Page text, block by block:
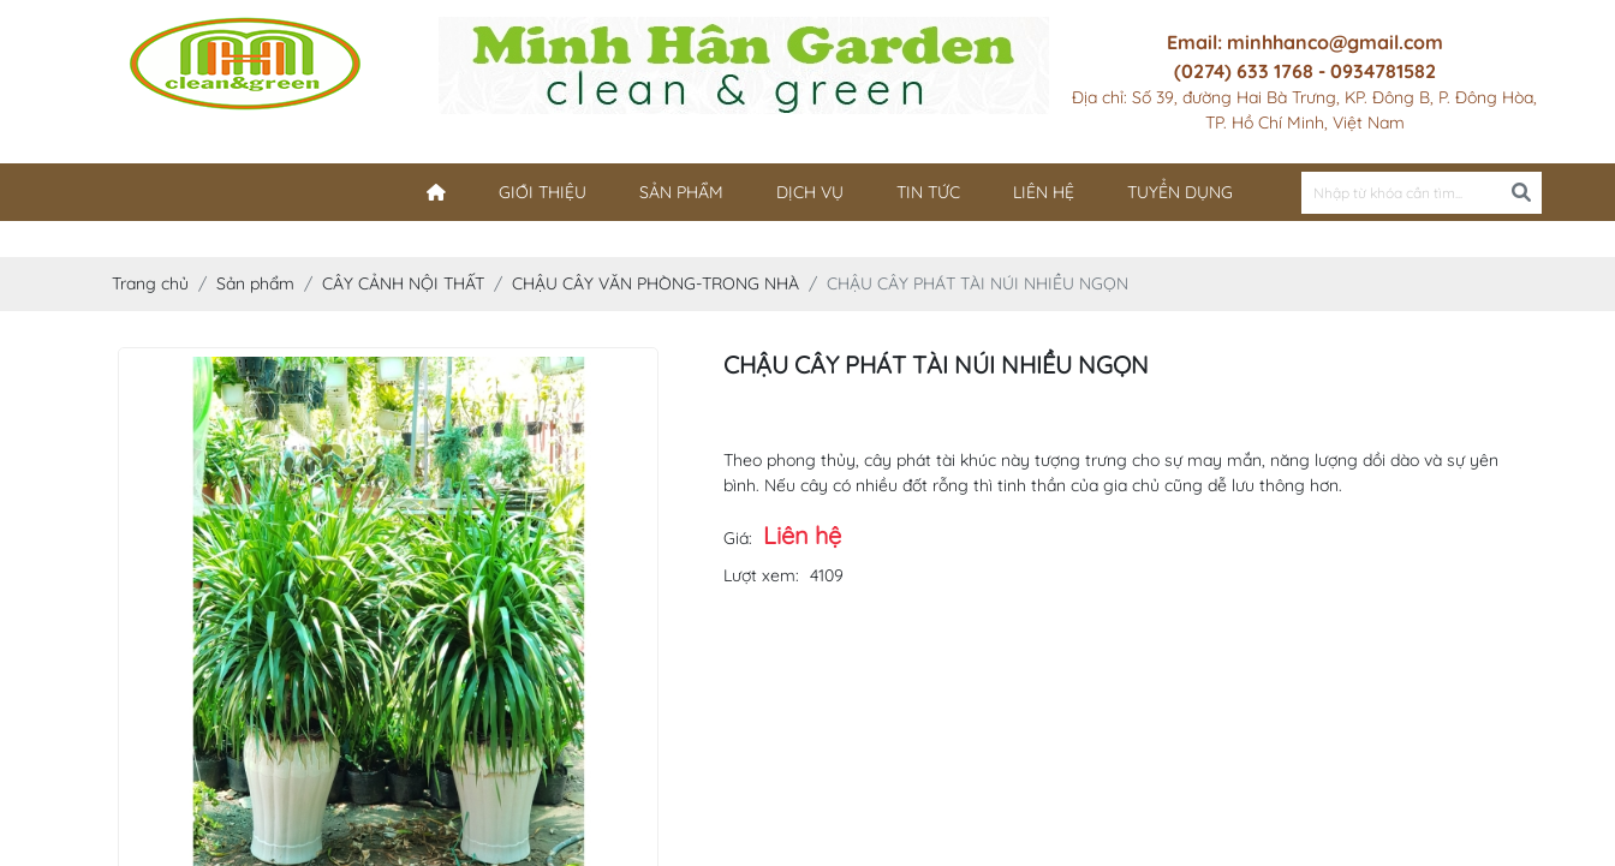
Email: minhhanco@gmail.com
(0274) 633 1768 - 0934781582
Địa chỉ: Số 39, đường Hai Bà Trưng, KP. Đông B, P. Đông Hòa,
TP. Hồ Chí Minh, Việt Nam
GIỚI THIỆU SẢN PHẨM DỊCH VỤ TIN TỨC LIÊN HỆ TUYỂN DỤNG
Trang chủ Sản phẩm CÂY CẢNH NỘI THẤT CHẬU CÂY VĂN PHÒNG-TRONG NHÀ CHẬU CÂY PHÁT TÀI NÚI NHIỀU NGỌN
CHẬU CÂY PHÁT TÀI NÚI NHIỀU NGỌN
Theo phong thủy, cây phát tài khúc này tượng trưng cho sự may mắn, năng lượng dồi dào và sự yên
bình. Nếu cây có nhiều đốt rỗng thì tinh thần của gia chủ cũng dễ lưu thông hơn.
Giá: Liên hệ
Lượt xem: 4109